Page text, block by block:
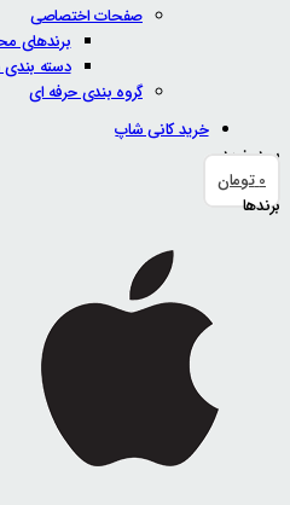
صفحات اختصاصی
برندهای
دسته
گروه بندی حرفه ای
خرید کانی شاپ
سبد خرید
0تومان
برندها